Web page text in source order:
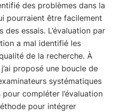
des problèmes dans la
pourraient être facilement
des essais. L’évaluation par
a mal identifié les
de la recherche. À
proposé une boucle de
systématiques
pour compléter l’évaluation
pour intégrer